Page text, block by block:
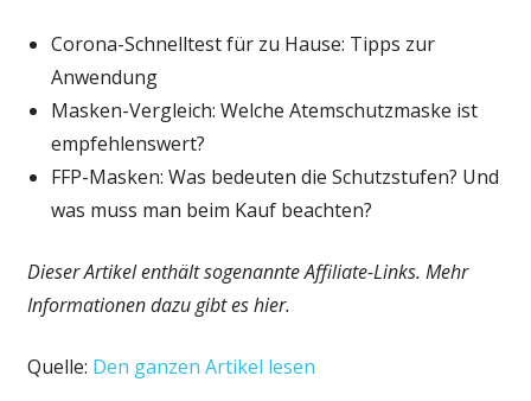
Corona-Schnelltest für zu Hause: Tipps zur
Anwendung
Masken-Vergleich: Welche Atemschutzmaske ist
empfehlenswert?
FFP-Masken: Was bedeuten die Schutzstufen? Und
was muss man beim Kauf beachten?
Dieser Artikel enthält sogenannte Affiliate-Links. Mehr
Informationen dazu gibt es hier.
Quelle: Den ganzen Artikel lesen